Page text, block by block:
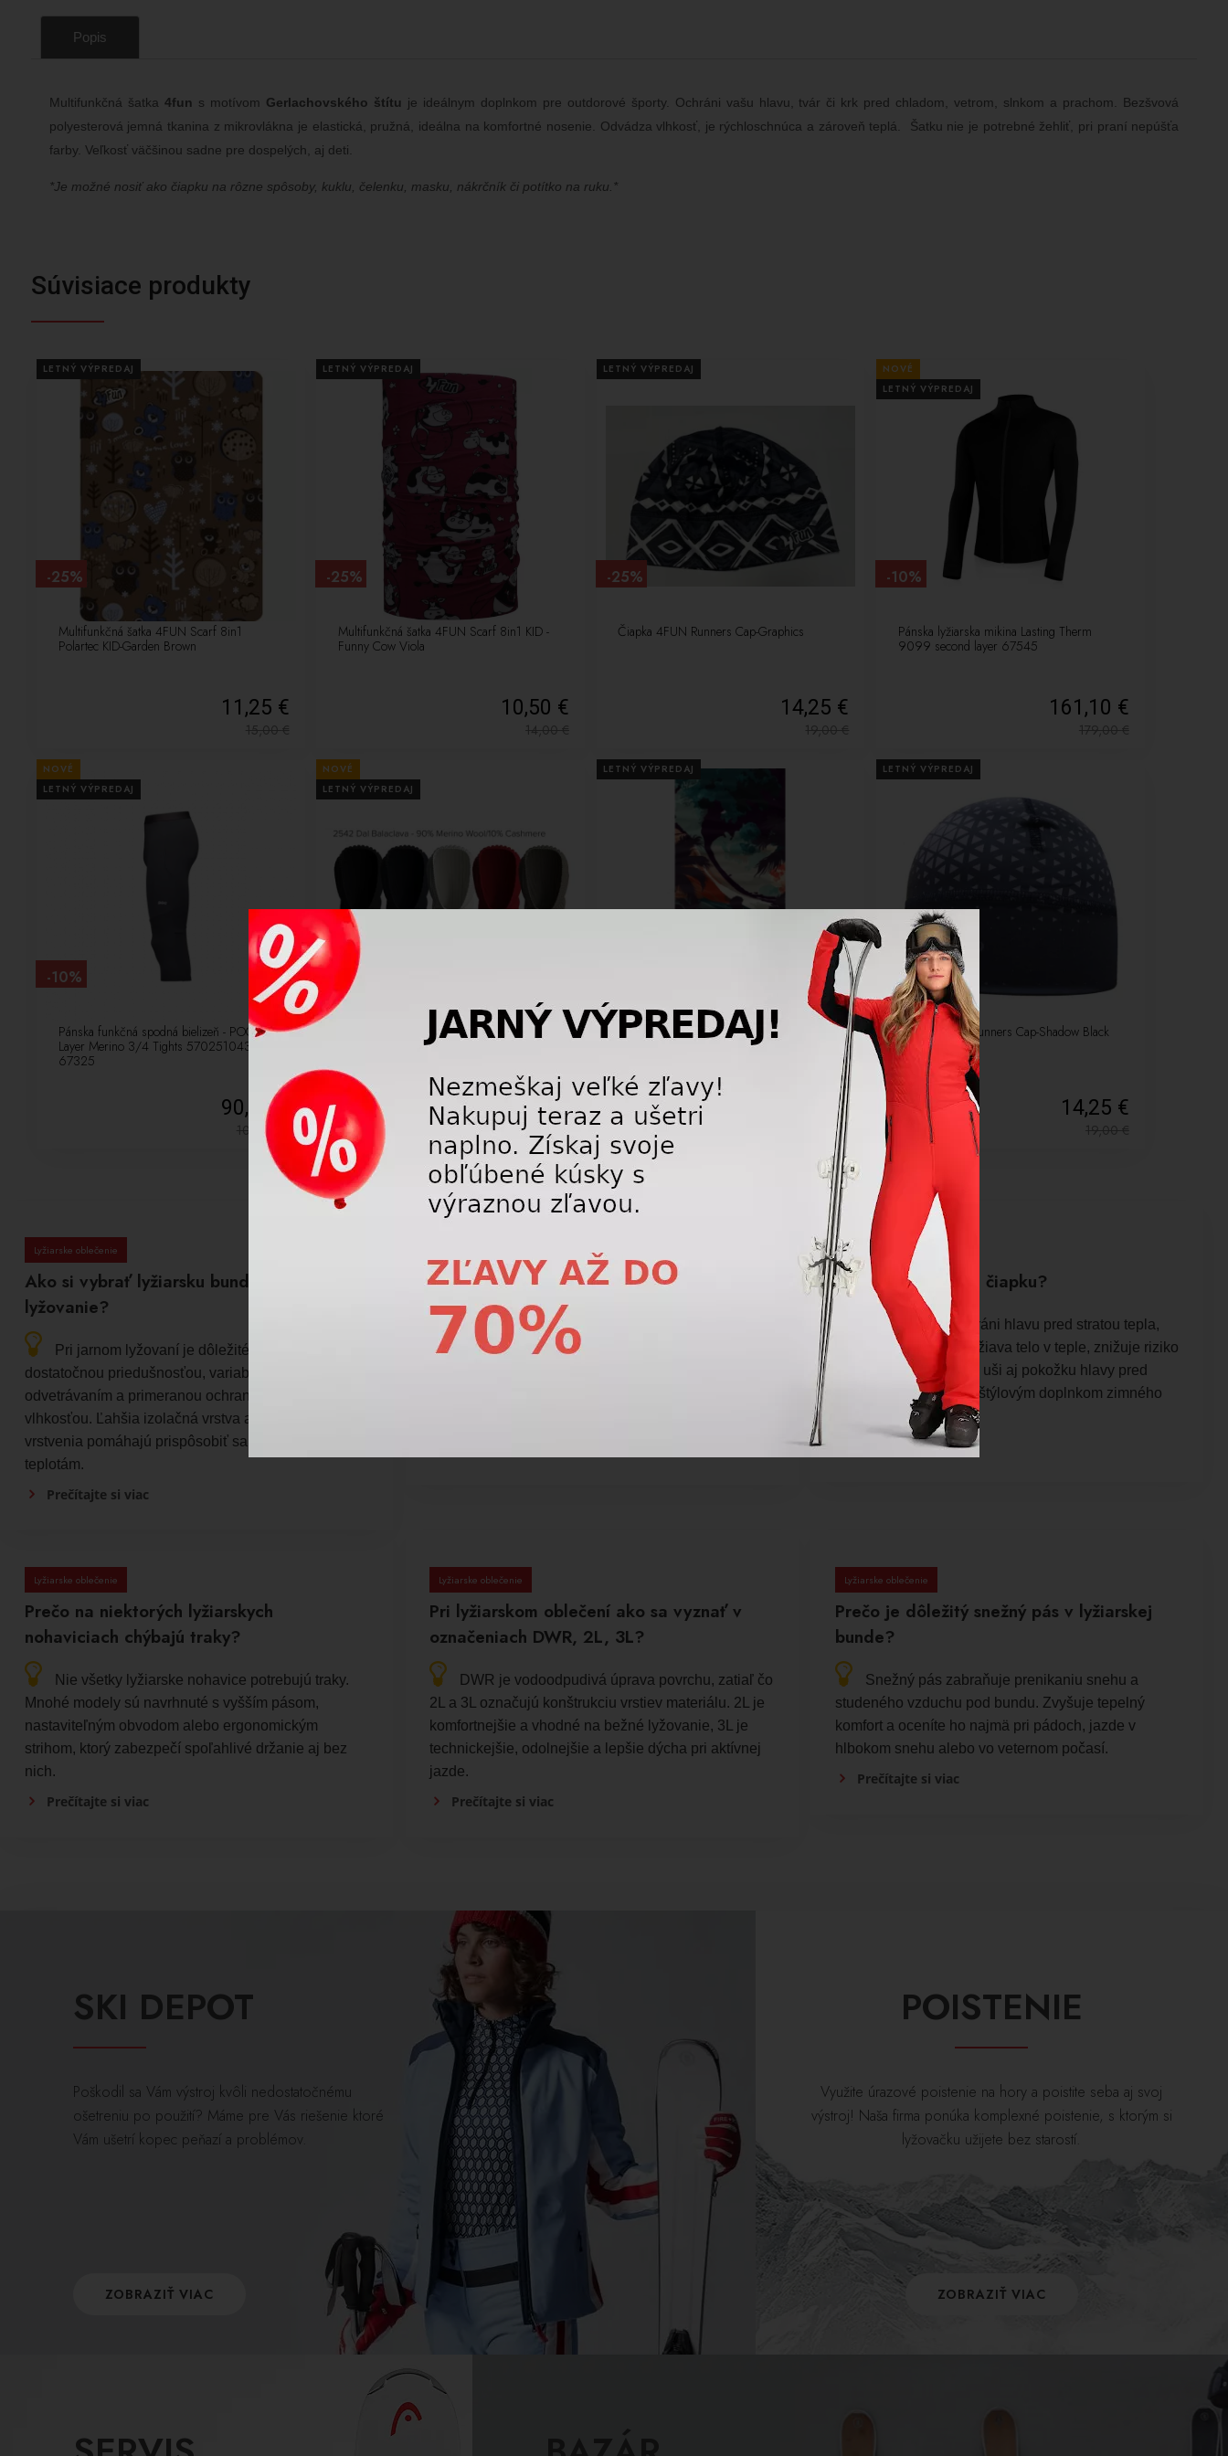
Popis
Multifunkčná šatka 4fun s motívom Gerlachovského štítu je ideálnym doplnkom pre outdorové športy. Ochráni vašu hlavu, tvár či krk pred chladom, vetrom, slnkom a prachom. Bezšvová
polyesterová jemná tkanina z mikrovlákna je elastická, pružná, ideálna na komfortné nosenie. Odvádza vlhkosť, je rýchloschnúca a zároveň teplá. Šatku nie je potrebné žehliť, pri praní nepúšťa
farby. Veľkosť väčšinou sadne pre dospelých, aj deti.
*Je možné nosiť ako čiapku na rôzne spôsoby, kuklu, čelenku, masku, nákrčník či potítko na ruku.*
Súvisiace produkty
LETNÝ VÝPREDAJ
Multifunkčná šatka 4FUN Scarf 8in1
Polartec KID-Garden Brown
11,25 €
15,00€
-25%
LETNÝ VÝPREDAJ
Multifunkčná šatka 4FUN Scarf 8in1 KID -
Funny Cow Viola
10,50 €
14,00€
-25%
LETNÝ VÝPREDAJ
Čiapka 4FUN Runners Cap-Graphics
14,25 €
19,00€
-25%
NOVÉ
LETNÝ VÝPREDAJ
Pánska lyžiarska mikina Lasting Therm
9099 second layer 67545
161,10 €
179,00€
-10%
NOVÉ
LETNÝ VÝPREDAJ
Pánska funkčná spodná bielizeň - POC M´s
Layer Merino 3/4 Tights 570251043
67325
90,00 €
100,00
-10%
NOVÉ
LETNÝ VÝPREDAJ
Lyžiarska kukla We Norwegians Dal
Balaclava 2542 black
89,10 €
99,00 €
-10%
LETNÝ VÝPREDAJ
Multifunkčná šatka 4FUN Scarf 8in1 Vintage
10,50 €
14,00€
LETNÝ VÝPREDAJ
Čiapka 4FUN Runners Cap-Shadow Black
14,25 €
19,00€
-25%
Lyžiarske oblečenie
Ako si vybrať lyžiarsku bundu na jarné
lyžovanie?
Pri jarnom lyžovaní je dôležité zvoliť bundu s
dostatočnou priedušnosťou, variabilným
odvetrávaním a primeranou ochranou pred vetrom a
vlhkosťou. Ľahšia izolačná vrstva a možnosť
vrstvenia pomáhajú prispôsobiť sa meniacim sa
teplotám.
Prečítajte si viac
Čo znamená priedušnosť 10 000
g/m²/24h lyžiarskeho oblečenia?
Priedušnosť 10 000 g/m²/24h znamená, že
Poradňa
Prečo nosiť v zime čiapku?
V zime čiapka chráni hlavu pred stratou tepla,
vetrom a mrazom. Udržiava telo v teple, znižuje riziko
prechladnutia a chráni uši aj pokožku hlavy pred
omrznutím. Navyše je štýlovým doplnkom zimného
Prečítajte si viac
Lyžiarske oblečenie
Prečo na niektorých lyžiarskych
nohaviciach chýbajú traky?
Nie všetky lyžiarske nohavice potrebujú traky.
Mnohé modely sú navrhnuté s vyšším pásom,
nastaviteľným obvodom alebo ergonomickým
strihom, ktorý zabezpečí spoľahlivé držanie aj bez
nich.
Prečítajte si viac
Lyžiarske oblečenie
Pri lyžiarskom oblečení ako sa vyznať v
označeniach DWR, 2L, 3L?
DWR je vodoodpudivá úprava povrchu, zatiaľ čo
2L a 3L označujú konštrukciu vrstiev materiálu. 2L je
komfortnejšie a vhodné na bežné lyžovanie, 3L je
technickejšie, odolnejšie a lepšie dýcha pri aktívnej
jazde.
Prečítajte si viac
Lyžiarske oblečenie
Prečo je dôležitý snežný pás v lyžiarskej
bunde?
Snežný pás zabraňuje prenikaniu snehu a
studeného vzduchu pod bundu. Zvyšuje tepelný
komfort a oceníte ho najmä pri pádoch, jazde v
hlbokom snehu alebo vo veternom počasí.
Prečítajte si viac
SKI DEPOT
Poškodil sa Vám výstroj kvôli nedostatočnému
ošetreniu po použití? Máme pre Vás riešenie ktoré
Vám ušetrí kopec peňazí a problémov.
ZOBRAZIŤ VIAC
POISTENIE
Využite úrazové poistenie na hory a poistite seba aj svoj
výstroj! Naša firma ponúka komplexné poistenie, s ktorým si
lyžovačku užijete bez starostí.
ZOBRAZIŤ VIAC